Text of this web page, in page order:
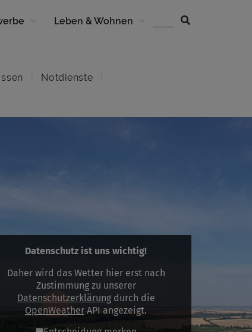
Leben & Wohnen
Notdienste
Datenschutz ist uns wichtig!
Daher wird das Wetter hier erst nach
Zustimmung zu unserer
Datenschutzerklärungdurch die
OpenWeather API angezeigt.